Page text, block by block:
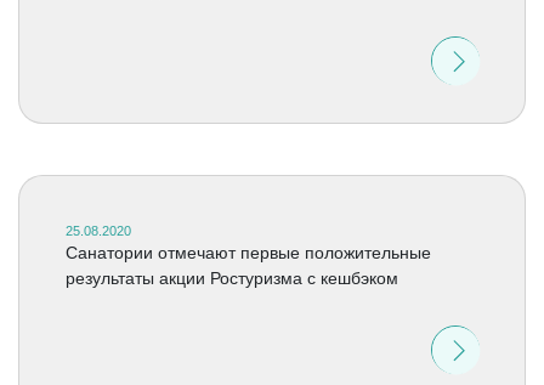
25.08.2020
Санатории отмечают первые положительные
результаты акции Ростуризма с кешбэком